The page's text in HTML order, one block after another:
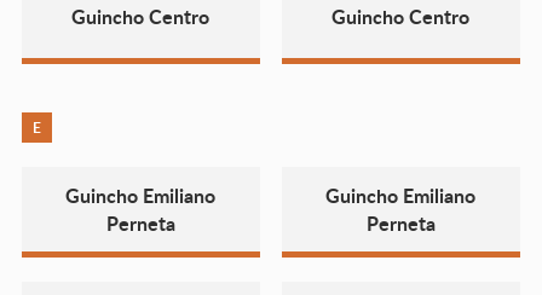
Guincho Centro Guincho Centro
E
Guincho Emiliano
Perneta
Guincho Emiliano
Perneta